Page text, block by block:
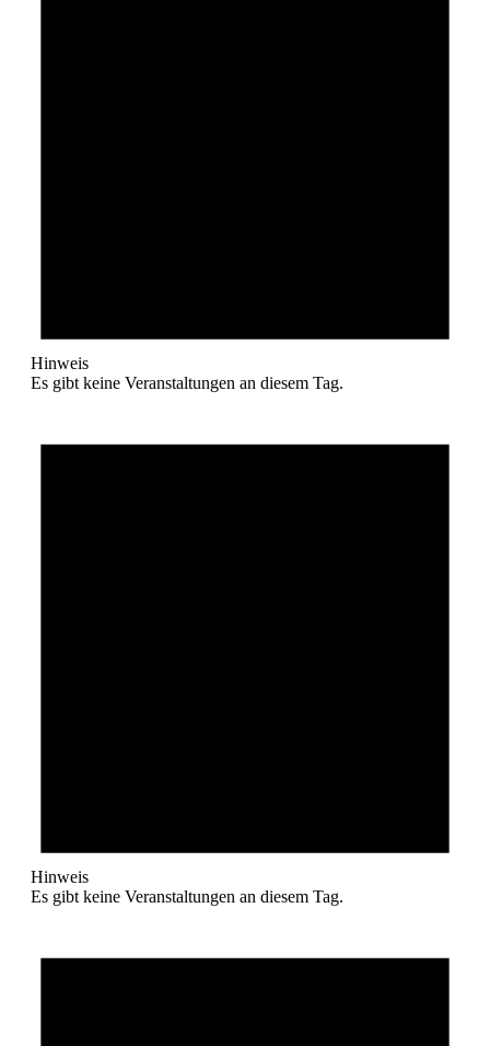
Hinweis
Es gibt keine Veranstaltungen an diesem Tag.
Hinweis
Es gibt keine Veranstaltungen an diesem Tag.